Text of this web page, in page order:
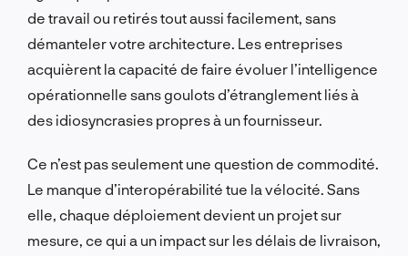
de travail ou retirés tout aussi facilement, sans
démanteler votre architecture. Les entreprises
acquièrent la capacité de faire évoluer l’intelligence
opérationnelle sans goulots d’étranglement liés à
des idiosyncrasies propres à un fournisseur.
Ce n’est pas seulement une question de commodité.
Le manque d’interopérabilité tue la vélocité. Sans
elle, chaque déploiement devient un projet sur
mesure, ce qui a un impact sur les délais de livraison,